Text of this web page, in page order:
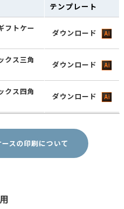
アロマブレス
パック200g平
袋 クラフト
ダウンロー
アロマブレス
パック
200~300g ガ
ゼット袋 ブラ
ック
ダウンロ
アロマブレス
ゼット袋 ク
ダウンロー
テンプレート
フトケー
ダウンロード
クス三角
ダウンロード
クス四角
ダウンロード
スの印刷について